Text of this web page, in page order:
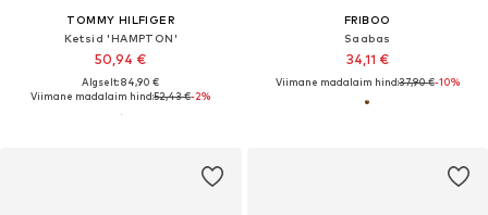
TOMMY HILFIGER
Ketsid 'HAMPTON'
50,94 €
Algselt: 84,90 €
Viimane madalaim hind:52,43 €-2%
FRIBOO
Saabas
34,11 €
Viimane madalaim hind:37,90 €-10%